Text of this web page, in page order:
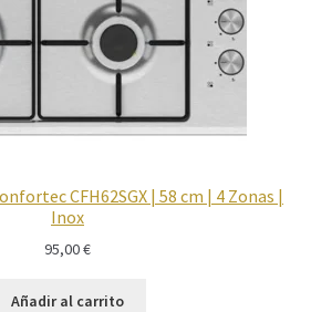
CFH62SGX | 58 cm | 4 Zonas |
Inox
95,00€
Añadir al carrito